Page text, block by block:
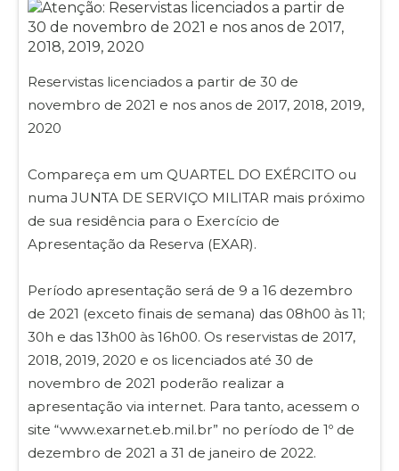
Reservistas licenciados a partir de 30 de
novembro de 2021 e nos anos de 2017, 2018, 2019,
2020
Compareça em um QUARTEL DO EXÉRCITO ou
numa JUNTA DE SERVIÇO MILITAR mais próximo
de sua residência para o Exercício de
Apresentação da Reserva (EXAR).
Período apresentação será de 9 a 16 dezembro
de 2021 (exceto finais de semana) das 08h00 às 11;
30h e das 13h00 às 16h00. Os reservistas de 2017,
2018, 2019, 2020 e os licenciados até 30 de
novembro de 2021 poderão realizar a
apresentação via internet. Para tanto, acessem o
site “www.exarnet.eb.mil.br” no período de 1º de
dezembro de 2021 a 31 de janeiro de 2022.